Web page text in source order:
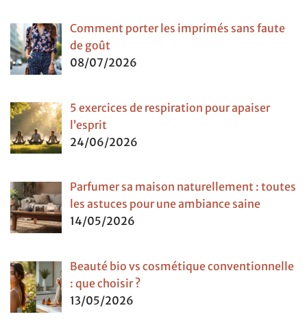
Comment porter les imprimés sans faute
de goût
08/07/2026
5 exercices de respiration pour apaiser
l’esprit
24/06/2026
Parfumer sa maison naturellement : toutes
les astuces pour une ambiance saine
14/05/2026
Beauté bio vs cosmétique conventionnelle
: que choisir ?
13/05/2026